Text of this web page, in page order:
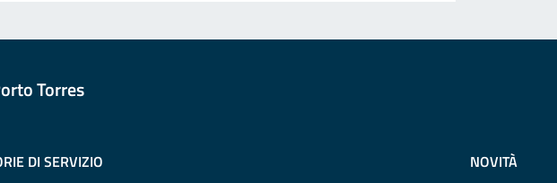
Torres
DI SERVIZIO NOVITÀ